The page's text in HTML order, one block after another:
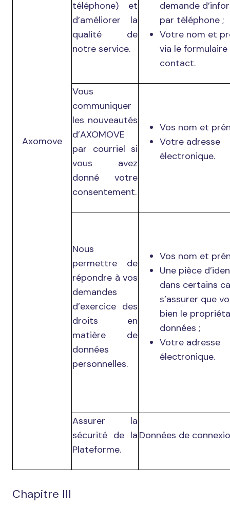
Axomove
téléphone) et
d’améliorer la
qualité de
notre service.
demande
par téléphone ;
Votre nom et
via le formulaire
contact.
Vous
communiquer
les nouveautés
d’AXOMOVE
par courriel si
vous avez
donné votre
consentement.
Vos nom et
Votre adresse
électronique.
Nous
permettre de
répondre à vos
demandes
d’exercice des
droits en
matière de
données
personnelles.
Vos nom et
Une pièce
dans certains
s’assurer que
bien le
données ;
Votre adresse
électronique.
Assurer la
sécurité de la
Plateforme.
Données de
Chapitre III